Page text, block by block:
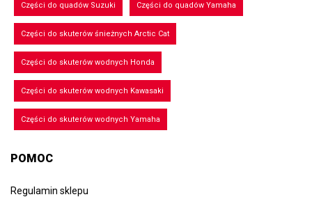
Części do quadów Suzuki Części do quadów Yamaha
Części do skuterów śnieżnych Arctic Cat
Części do skuterów wodnych Honda
Części do skuterów wodnych Kawasaki
Części do skuterów wodnych Yamaha
POMOC
Regulamin sklepu